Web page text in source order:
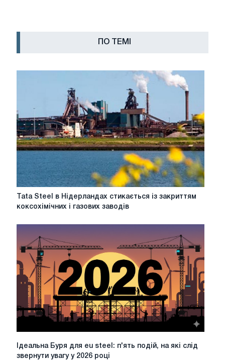
ПО ТЕМІ
Tata
Нідерландах
стикається
із
закриттям
коксохімічних
і
газових
заводів
Tata Steel в Нідерландах стикається із закриттям
коксохімічних і газових заводів
Ідеальна
Ідеальна Буря для eu steel: п'ять подій, на які слід
звернути увагу у 2026 році